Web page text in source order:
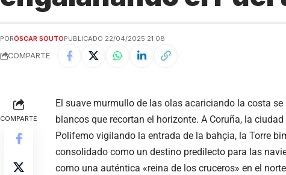
PORÓSCAR SOUTOPUBLICADO 22/04/2025 21:08
COMPARTE
COMPARTE
El suave murmullo de las olas acariciando la costa
blancos que recortan el horizonte. A Coruña, la
Polifemo vigilando la entrada de la bahçia, la Torre
consolidado como un destino predilecto para las
como una auténtica «reina de los cruceros» en el